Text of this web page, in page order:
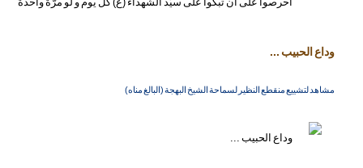
وداع الحبيب ...
مشاهد لتشييع منقطع النظير لسماحة الشيخ البهجة (البالغ مناه)